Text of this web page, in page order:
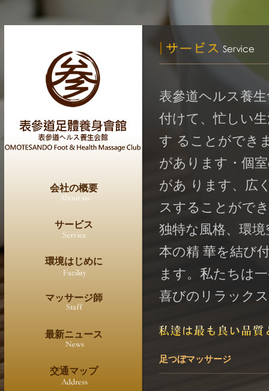
会社の概要
サービス
環境はじめに
マッサージ師
最新ニュース
交通マップ
表參道ヘルス養
付けて、忙しい
す ることができ
があります・個
があ ります、広
スすることがで
独特な風格、環
本の精 華を結び
ます。私たちは
喜びのリラック
足つぼマッサージ